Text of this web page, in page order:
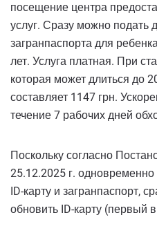
посещение центра
услуг. Сразу можно
загранпаспорта для
лет. Услуга платная. При
которая может длиться до
составляет 1147 грн.
течение 7 рабочих дней
Поскольку согласно
25.12.2025 г.
ID-карту и загранпаспорт,
обновить ID-карту (первый